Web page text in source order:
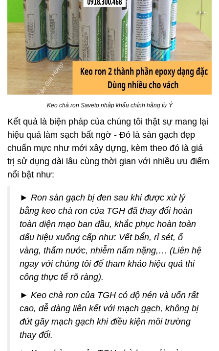
Keo chà ron Saveto nhập khẩu chính hãng từ Ý
Kết quả là biện pháp của chúng tôi thật sự mang lại
hiệu quả làm sạch bất ngờ - Đó là sàn gạch đẹp
chuẩn mực như mới xây dựng, kèm theo đó là giá
trị sử dụng dài lâu cùng thời gian với nhiều ưu điểm
nổi bật như:
► Ron sàn gạch bị đen sau khi được xử lý
bằng keo chà ron của TGH đã thay đổi hoàn
toàn diện mạo ban đầu, khắc phục hoàn toàn
dấu hiệu xuống cấp như: Vết bẩn, rỉ sét, ố
vàng, thấm nước, nhiễm nấm nặng,… (Liên hệ
ngay với chúng tôi để tham khảo hiệu quả thi
công thực tế rõ ràng).
► Keo chà ron của TGH có độ nén và uốn rất
cao, dễ dàng liên kết với mạch gạch, không bị
đứt gãy mạch gạch khi điều kiện môi trường
thay đổi.